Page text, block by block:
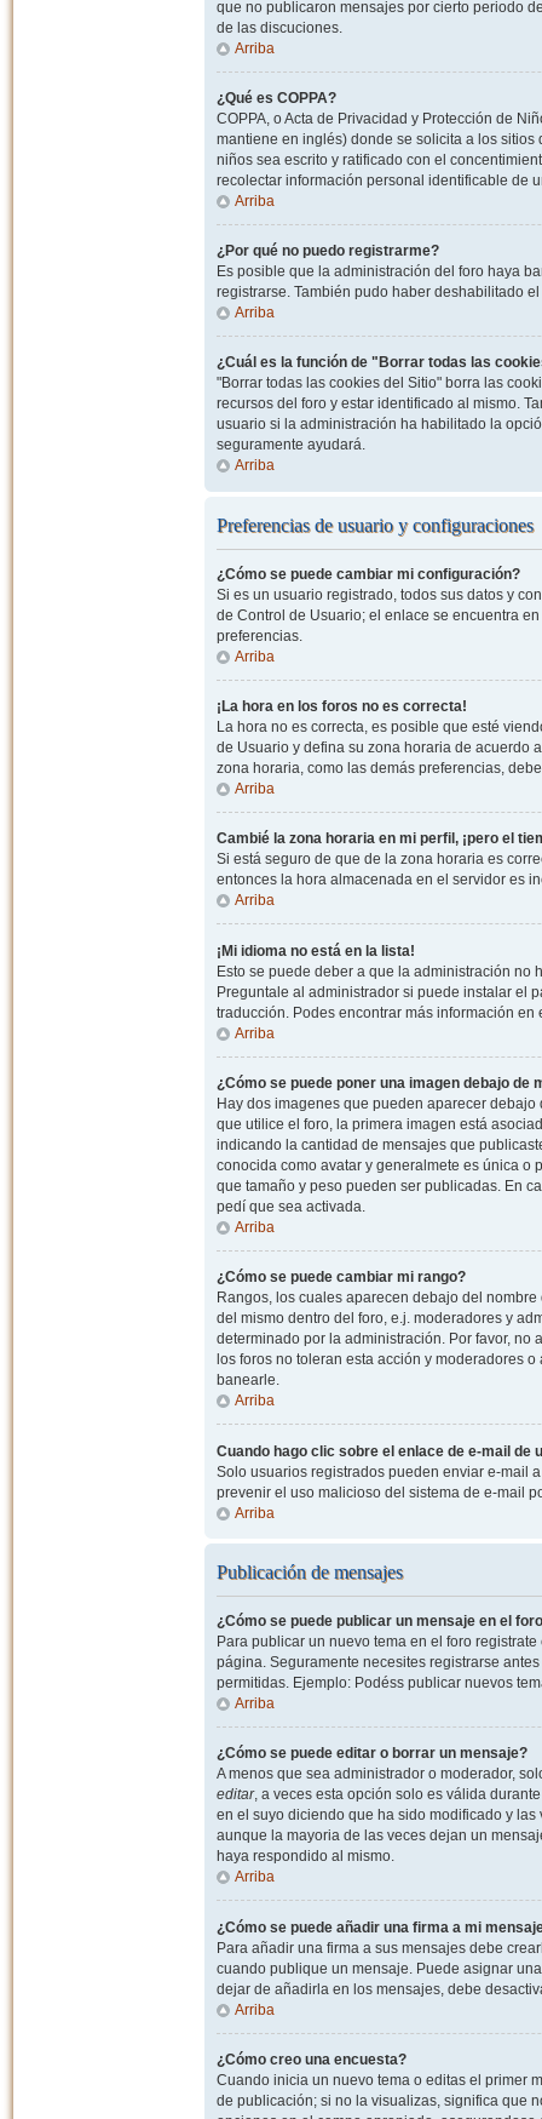
que no publicaron mensajes por cierto periodo
de las discuciones.
Arriba
¿Qué es COPPA?
COPPA, o Acta de Privacidad y Protección de
mantiene en inglés) donde se solicita a los
niños sea escrito y ratificado con el
recolectar información personal identificable de
Arriba
¿Por qué no puedo registrarme?
Es posible que la administración del foro haya
registrarse. También pudo haber deshabilitado
Arriba
¿Cuál es la función de "Borrar todas las
"Borrar todas las cookies del Sitio" borra las
recursos del foro y estar identificado al mismo.
usuario si la administración ha habilitado la
seguramente ayudará.
Arriba
Preferencias de usuario y configuraciones
¿Cómo se puede cambiar mi configuración?
Si es un usuario registrado, todos sus datos y
de Control de Usuario; el enlace se encuentra
preferencias.
Arriba
¡La hora en los foros no es correcta!
La hora no es correcta, es posible que esté
de Usuario y defina su zona horaria de acuerdo
zona horaria, como las demás preferencias,
Arriba
Cambié la zona horaria en mi perfil, ¡pero el
Si está seguro de que de la zona horaria es
entonces la hora almacenada en el servidor es
Arriba
¡Mi idioma no está en la lista!
Esto se puede deber a que la administración no
Preguntale al administrador si puede instalar el
traducción. Podes encontrar más información
Arriba
¿Cómo se puede poner una imagen debajo de
Hay dos imagenes que pueden aparecer
que utilice el foro, la primera imagen está
indicando la cantidad de mensajes que
conocida como avatar y generalmete es única o
que tamaño y peso pueden ser publicadas. En
pedí que sea activada.
Arriba
¿Cómo se puede cambiar mi rango?
Rangos, los cuales aparecen debajo del
del mismo dentro del foro, e.j. moderadores y
determinado por la administración. Por favor,
los foros no toleran esta acción y moderadores
banearle.
Arriba
Cuando hago clic sobre el enlace de e-mail de
Solo usuarios registrados pueden enviar e-mail
prevenir el uso malicioso del sistema de e-mail
Arriba
Publicación de mensajes
¿Cómo se puede publicar un mensaje en el
Para publicar un nuevo tema en el foro
página. Seguramente necesites registrarse
permitidas. Ejemplo: Podéss publicar nuevos
Arriba
¿Cómo se puede editar o borrar un mensaje?
A menos que sea administrador o moderador,
editar, a veces esta opción solo es válida
en el suyo diciendo que ha sido modificado y
aunque la mayoria de las veces dejan un
haya respondido al mismo.
Arriba
¿Cómo se puede añadir una firma a mi
Para añadir una firma a sus mensajes debe
cuando publique un mensaje. Puede asignar
dejar de añadirla en los mensajes, debe
Arriba
¿Cómo creo una encuesta?
Cuando inicia un nuevo tema o editas el primer
de publicación; si no la visualizas, significa que